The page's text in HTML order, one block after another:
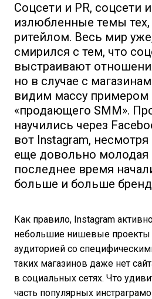
Соцсети и PR, соцсети
излюбленные темы тех,
ритейлом. Весь мир
смирился с тем, что
выстраивают
но в случае с
видим массу примером
«продающего SMM».
научились через
вот Instagram, несмотря
еще довольно молодая
последнее время
больше и больше
Как правило, Instagram
небольшие нишевые проекты
аудиторией со
таких магазинов даже нет
в социальных сетях. Что
часть популярных